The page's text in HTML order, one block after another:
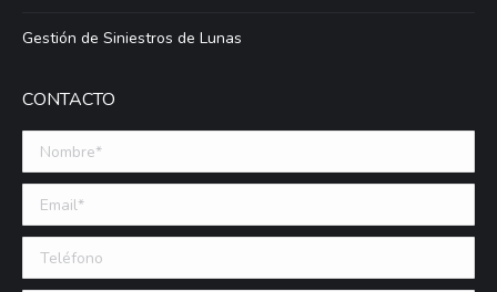
Gestión de Siniestros de Lunas
CONTACTO
Nombre *
Email (requerido)
Teléfono